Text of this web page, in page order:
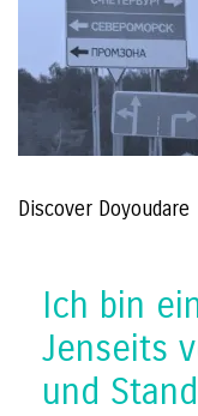
Discover Doyoudare
Ich bin
Jenseits
und